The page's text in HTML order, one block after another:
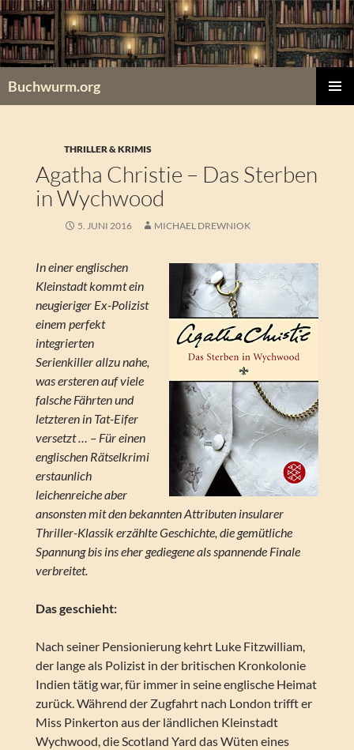
Zum
Inhalt
springen
Buchwurm.org
THRILLER & KRIMIS
Agatha Christie – Das Sterben
in Wychwood
5. JUNI 2016 MICHAEL DREWNIOK
In einer englischen
Kleinstadt kommt ein
neugieriger Ex-Polizist
einem perfekt
integrierten
Serienkiller allzu nahe,
was ersteren auf viele
falsche Fährten und
letzteren in Tat-Eifer
versetzt … – Für einen
englischen Rätselkrimi
erstaunlich
leichenreiche aber
ansonsten mit den bekannten Attributen insularer
Thriller-Klassik erzählte Geschichte, die gemütliche
Spannung bis ins eher gediegene als spannende Finale
verbreitet.
Das geschieht:
Nach seiner Pensionierung kehrt Luke Fitzwilliam,
der lange als Polizist in der britischen Kronkolonie
Indien tätig war, für immer in seine englische Heimat
zurück. Während der Zugfahrt nach London trifft er
Miss Pinkerton aus der ländlichen Kleinstadt
Wychwood, die Scotland Yard das Wüten eines